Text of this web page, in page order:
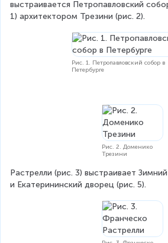
выстраивается Петропавловский
1) архитектором Трезини (рис. 2).
Рис. 1. Петропавловский собор в
Петербурге
Рис. 2. Доменико
Трезини
Растрелли (рис. 3) выстраивает
и Екатерининский дворец (рис. 5).